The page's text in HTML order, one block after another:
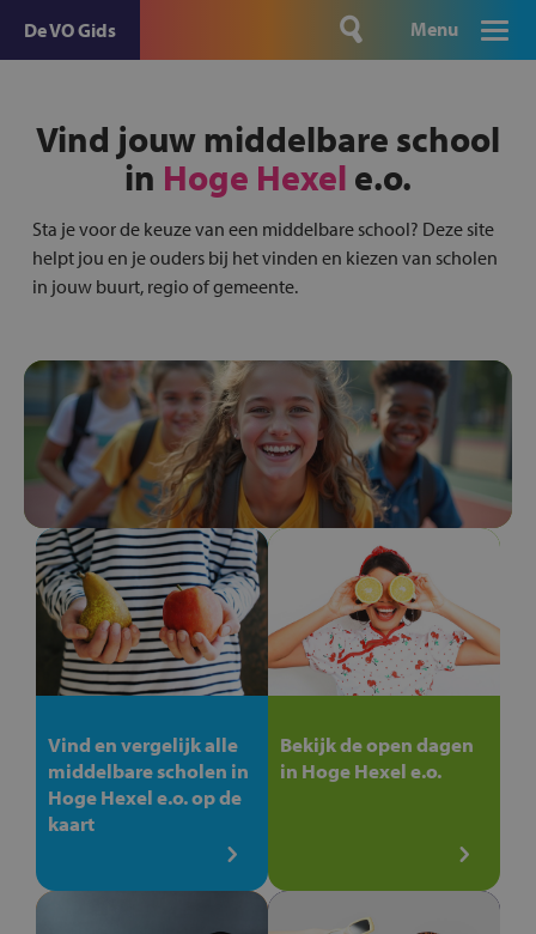
De VO Gids Menu
Vind jouw middelbare school
in Hoge Hexel e.o.
Sta je voor de keuze van een middelbare school? Deze site
helpt jou en je ouders bij het vinden en kiezen van scholen
in jouw buurt, regio of gemeente.
Vind en vergelijk alle
middelbare scholen in
Hoge Hexel e.o. op de
kaart
Bekijk de open dagen
in Hoge Hexel e.o.